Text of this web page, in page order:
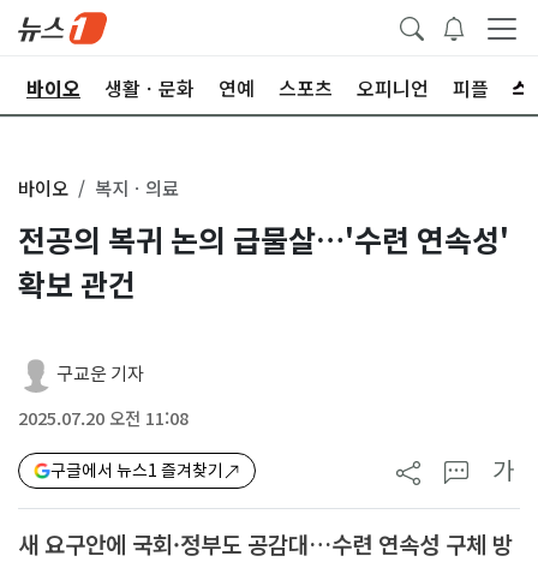
바이오 생활ㆍ문화 연예 스포츠 오피니언 피플
바이오 복지ㆍ의료
전공의 복귀 논의 급물살…'수련 연속성'
확보 관건
구교운 기자
2025.07.20 오전 11:08
구글에서 뉴스1 즐겨찾기 가
새 요구안에 국회·정부도 공감대…수련 연속성 구체 방